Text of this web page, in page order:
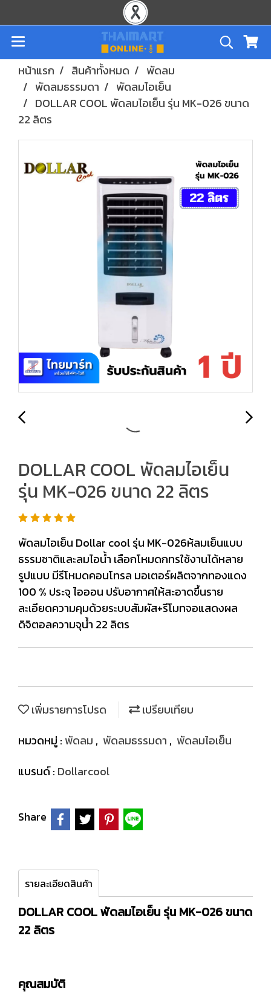
หน้าแรก สินค้าทั้งหมด
พัดลม
พัดลมธรรมดา
พัดลมไอเย็น
DOLLAR COOL พัดลมไอเย็น รุ่น MK-026 ขนาด
22 ลิตร
DOLLAR COOL พัดลมไอเย็น
รุ่น MK-026 ขนาด 22 ลิตร
พัดลมไอเย็น Dollar cool รุ่น MK-026ห้ลมเย็นแบบ
ธรรมชาติและลมไอน้ำ เลือกโหมดกทรใช้งานได้หลาย
รูปแบบ มีรีโหมดคอนโทรล มอเตอร์ผลิตจากทองแดง
100 % ประจุ ไอออน ปรับอากาศให้สะอาดขึ้นราย
ละเอียดความคุมด้วยระบบสัมผัส+รีโมทจอแสดงผล
ดิจิตอลความจุน้ำ 22 ลิตร
เพิ่มรายการโปรด
เปรียบเทียบ
หมวดหมู่ : พัดลม , พัดลมธรรมดา , พัดลมไอเย็น
แบรนด์ : Dollarcool
Share
รายละเอียดสินค้า
DOLLAR COOL พัดลมไอเย็น รุ่น MK-026 ขนาด
22 ลิตร
คุณสมบัติ